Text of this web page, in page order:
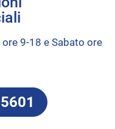
9-18 e Sabato ore